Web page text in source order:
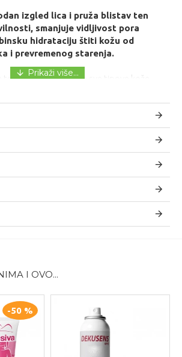
izgled lica i pruža blistav ten
smanjuje vidljivost pora
hidrataciju štiti kožu od
i prevremenog starenja.
teksture, pogodan za sve tipove kože.
I OVO...
-50 %